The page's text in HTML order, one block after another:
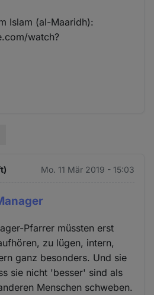
Islam (al-Maaridh):
watch?
Mo. 11 Mär 2019 - 15:03
Pfarrer müssten erst
zu lügen, intern,
ganz besonders. Und sie
sie nicht 'besser' sind als
Menschen schweben.